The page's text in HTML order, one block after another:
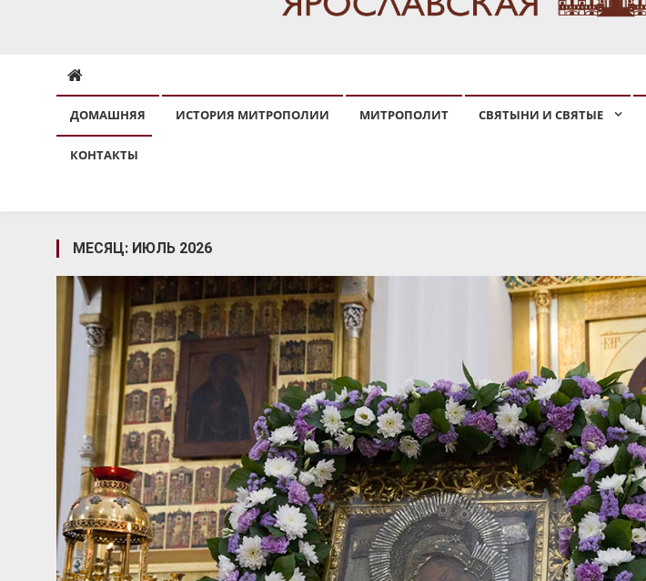
ДОМАШНЯЯ ИСТОРИЯ МИТРОПОЛИИ МИТРОПОЛИТ СВЯТЫНИ И СВЯТЫЕ
КОНТАКТЫ
МЕСЯЦ: ИЮЛЬ 2026